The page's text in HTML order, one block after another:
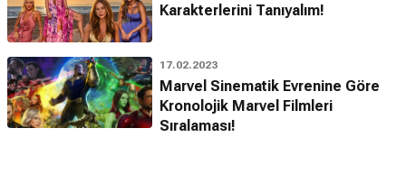
Karakterlerini Tanıyalım!
17.02.2023
Marvel Sinematik Evrenine Göre
Kronolojik Marvel Filmleri
Sıralaması!